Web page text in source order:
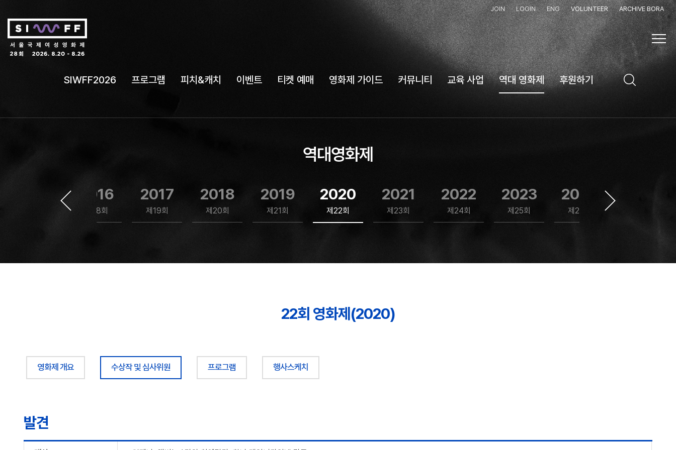
JOIN LOGIN ENG VOLUNTEER ARCHIVE BORA
SIWFF2026 프로그램 피치&캐치 이벤트 티켓 예매 영화제 가이드 커뮤니티 교육 사업 역대 영화제 후원하기
역대영화제
2016
제18회
2017
제19회
2018
제20회
2019
제21회
2020
제22회
2021
제23회
2022
제24회
2023
제25회
2024
제26회
22회 영화제(2020)
영화제 개요 수상작 및 심사위원 프로그램 행사스케치
발견